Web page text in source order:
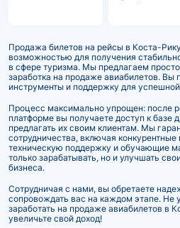
Продажа билетов на рейсы в Коста-
возможностью для получения
в сфере туризма. Мы предлагаем
заработка на продаже авиабилетов. Вы
инструменты и поддержку для
Процесс максимально упрощен: после
платформе вы получаете доступ к базе
предлагать их своим клиентам. Мы
сотрудничества, включая
техническую поддержку и обучающие
только зарабатывать, но и улучшать
бизнеса.
Сотрудничая с нами, вы обретаете
сопровождать вас на каждом этапе. Не
заработать на продаже авиабилетов в
увеличьте свой доход!